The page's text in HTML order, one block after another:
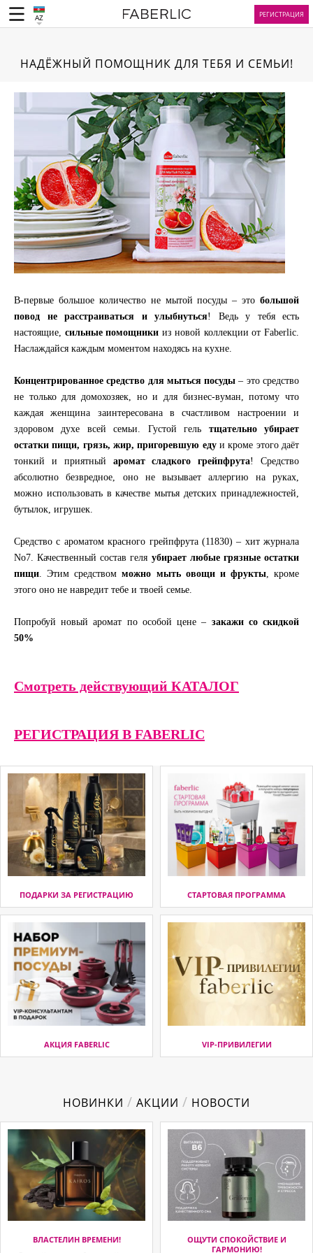
AZ РЕГИСТРАЦИЯ
НАДЁЖНЫЙ ПОМОЩНИК ДЛЯ ТЕБЯ И СЕМЬИ!
В-первые большое количество не мытой посуды – это большой
повод не расстраиваться и улыбнуться! Ведь у тебя есть
настоящие, сильные помощники из новой коллекции от Faberlic.
Наслаждайся каждым моментом находясь на кухне.
Концентрированное средство для мыться посуды – это средство
не только для домохозяек, но и для бизнес-вуман, потому что
каждая женщина заинтересована в счастливом настроении и
здоровом духе всей семьи. Густой гель тщательно убирает
остатки пищи, грязь, жир, пригоревшую едуи кроме этого даёт
тонкий и приятный аромат сладкого грейпфрута! Средство
абсолютно безвредное, оно не вызывает аллергию на руках,
можно использовать в качестве мытья детских принадлежностей,
бутылок, игрушек.
Cредство с ароматом красного грейпфрута (11830) – хит журнала
No7. Качественный состав геля убирает любые грязные остатки
пищи . Этим средствомможно мыть овощи и фрукты, кроме
этого оно не навредит тебе и твоей семье.
Попробуй новый аромат по особой цене – закажи со скидкой
50%
Смотреть действующий КАТАЛОГ
РЕГИСТРАЦИЯ В FABERLIC
ПОДАРКИ ЗА РЕГИСТРАЦИЮ СТАРТОВАЯ ПРОГРАММА
АКЦИЯ FABERLIC VIP-ПРИВИЛЕГИИ
НОВИНКИ / АКЦИИ / НОВОСТИ
ВЛАСТЕЛИН ВРЕМЕНИ!
ОЩУТИ СПОКОЙСТВИЕ И
ГАРМОНИЮ!